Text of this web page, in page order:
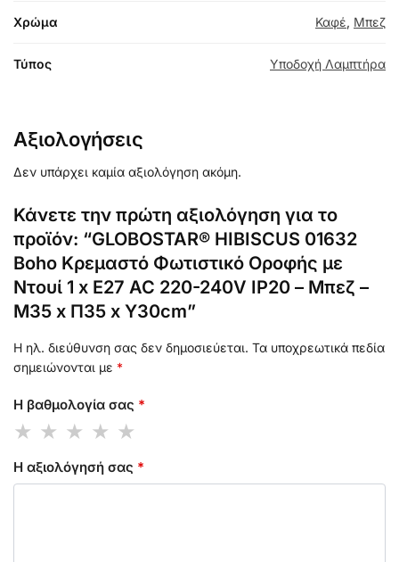
Χρώμα Καφέ, Μπεζ
Τύπος Υποδοχή Λαμπτήρα
Αξιολογήσεις
Δεν υπάρχει καμία αξιολόγηση ακόμη.
Κάνετε την πρώτη αξιολόγηση για το
προϊόν: “GLOBOSTAR® HIBISCUS 01632
Boho Κρεμαστό Φωτιστικό Οροφής με
Ντουί 1 x E27 AC 220-240V IP20 – Μπεζ –
Μ35 x Π35 x Y30cm”
Η ηλ. διεύθυνση σας δεν δημοσιεύεται. Τα υποχρεωτικά πεδία
σημειώνονται με *
Η βαθμολογία σας *
Η αξιολόγησή σας *